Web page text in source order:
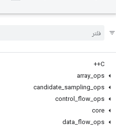
C++
array ops
candidate sampling ops
control
flow ops
core
data flow ops